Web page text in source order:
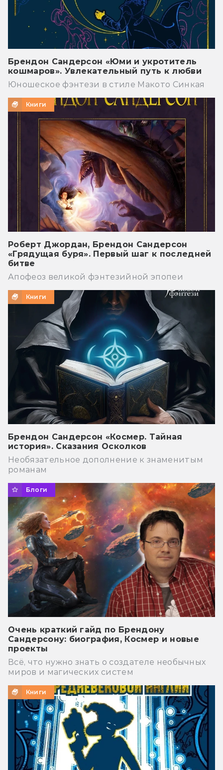
Брендон Сандерсон «Юми и укротитель
кошмаров». Увлекательный путь к любви
Юношеское фэнтези в стиле Макото Синкая
Книги
Роберт Джордан, Брендон Сандерсон
«Грядущая буря». Первый шаг к последней
битве
Апофеоз великой фэнтезийной эпопеи
Книги
Брендон Сандерсон «Космер. Тайная
история». Сказания Осколков
Необязательное дополнение к знаменитым
романам
Блоги
Очень краткий гайд по Брендону
Сандерсону: биография, Космер и новые
проекты
Всё, что нужно знать о создателе необычных
миров и магических систем
Книги